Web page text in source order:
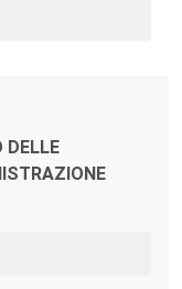
di uno strumento di
ciclo dell’attività
DELLE